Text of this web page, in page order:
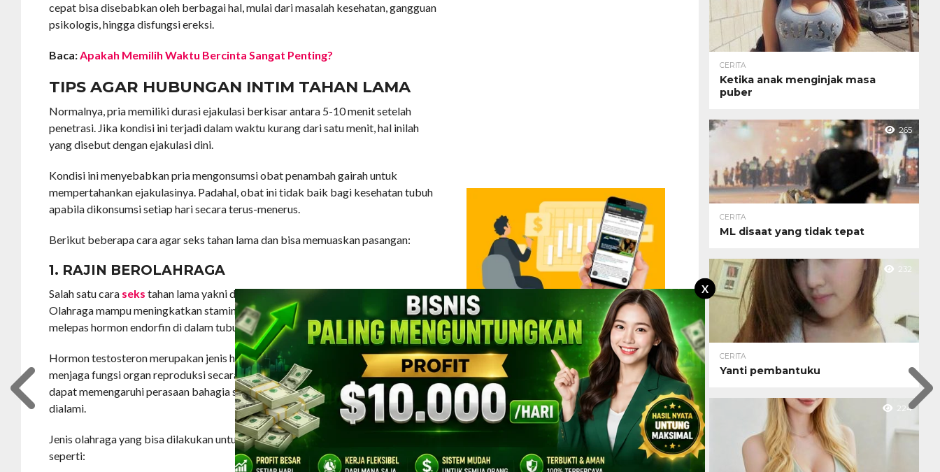
X
cepat bisa disebabkan oleh berbagai hal, mulai dari masalah kesehatan, gangguan
psikologis, hingga disfungsi ereksi.
Baca:Apakah Memilih Waktu Bercinta Sangat Penting?
TIPS AGAR HUBUNGAN INTIM TAHAN LAMA
Normalnya, pria memiliki durasi ejakulasi berkisar antara 5-10 menit setelah
penetrasi. Jika kondisi ini terjadi dalam waktu kurang dari satu menit, hal inilah
yang disebut dengan ejakulasi dini.
Kondisi ini menyebabkan pria mengonsumsi obat penambah gairah untuk
mempertahankan ejakulasinya. Padahal, obat ini tidak baik bagi kesehatan tubuh
apabila dikonsumsi setiap hari secara terus-menerus.
Berikut beberapa cara agar seks tahan lama dan bisa memuaskan pasangan:
1. RAJIN BEROLAHRAGA
Salah satu cara sekstahan lama yakni dengan rajin berolahraga secara teratur.
Olahraga mampu meningkatkan stamina, memproduksi hormon testosteron, dan
melepas hormon endorfin di dalam tubuh.
Hormon testosteron merupakan jenis hormon yang memicu hasrat seksual dan
menjaga fungsi organ reproduksi secara optimal. Sementara itu, hormon endorfin
dapat memengaruhi perasaan bahagia sehingga mengurangi gejala stres yang
dialami.
Jenis olahraga yang bisa dilakukan untuk menjaga posisi seks agar tahan lama,
seperti:
CERITA
Ketika anak menginjak masa
puber
265
CERITA
ML disaat yang tidak tepat
232
CERITA
Yanti pembantuku
224